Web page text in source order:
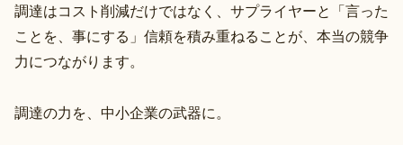
調達はコスト削減だけではなく、サプライヤーと「言った
ことを、事にする」信頼を積み重ねることが、本当の競争
力につながります。
調達の力を、中小企業の武器に。